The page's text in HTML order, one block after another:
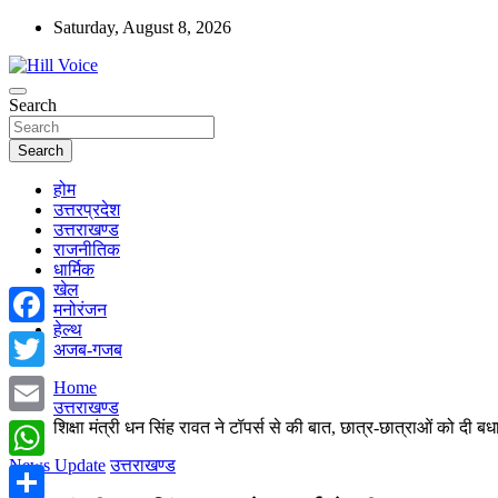
Skip
content
Saturday, August 8, 2026
Hill Voice
न्यूज़ पोर्टल
Search
Search
होम
उत्तरप्रदेश
उत्तराखण्ड
राजनीतिक
धार्मिक
खेल
मनोरंजन
हेल्थ
अजब-गजब
Home
उत्तराखण्ड
शिक्षा मंत्री धन सिंह रावत ने टॉपर्स से की बात, छात्र-छात्राओं को दी
News Update उत्तराखण्ड
Facebook
Twitter
Email
WhatsApp